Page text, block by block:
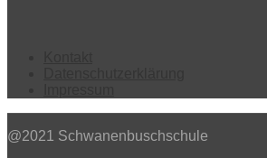
@2021 Schwanenbuschschule